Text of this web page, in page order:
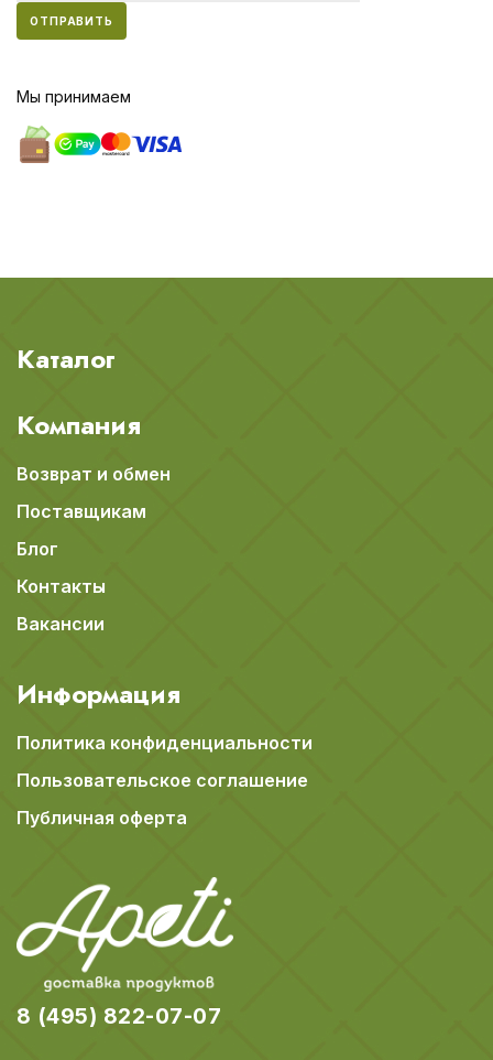
ОТПРАВИТЬ
Мы принимаем
Каталог
Компания
Возврат и обмен
Поставщикам
Блог
Контакты
Вакансии
Информация
Политика конфиденциальности
Пользовательское соглашение
Публичная оферта
8 (495) 822-07-07